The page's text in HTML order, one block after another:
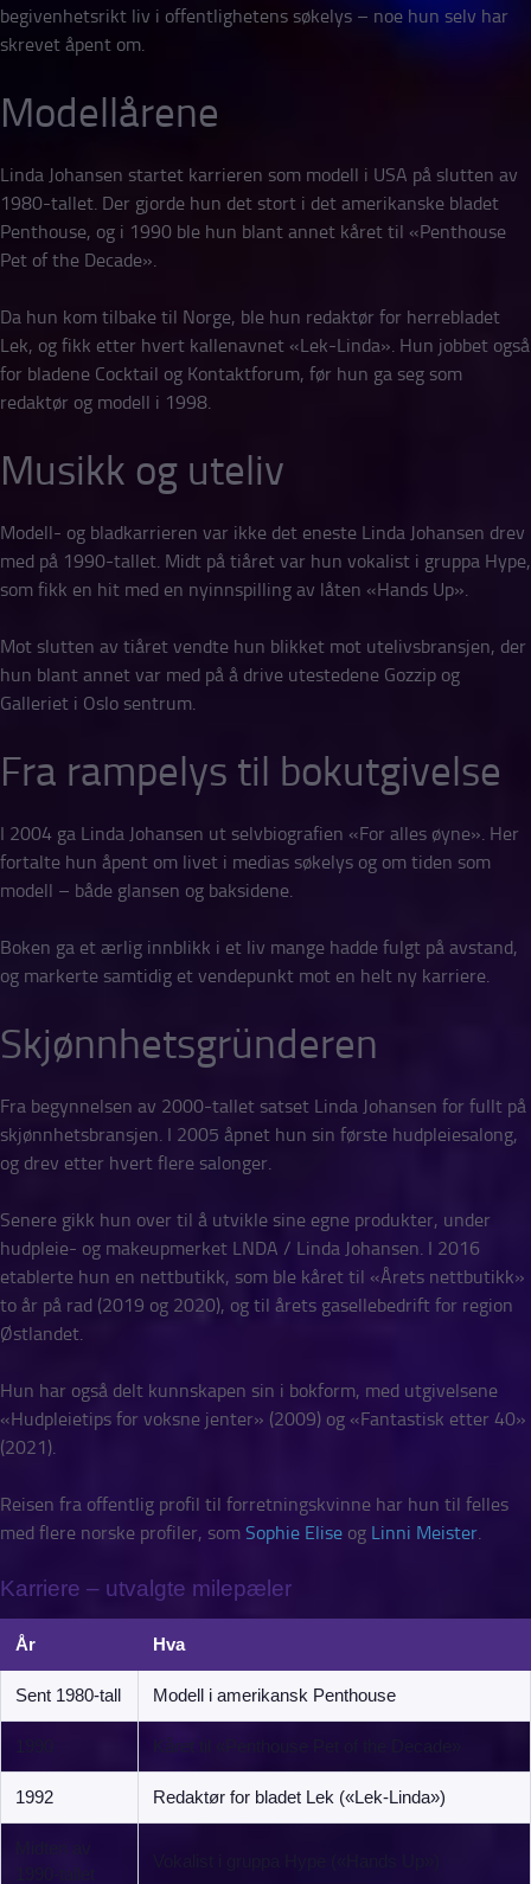
begivenhetsrikt liv i offentlighetens søkelys – noe hun selv har
skrevet åpent om.
Modellårene
Linda Johansen startet karrieren som modell i USA på slutten av
1980-tallet. Der gjorde hun det stort i det amerikanske bladet
Penthouse, og i 1990 ble hun blant annet kåret til «Penthouse
Pet of the Decade».
Da hun kom tilbake til Norge, ble hun redaktør for herrebladet
Lek, og fikk etter hvert kallenavnet «Lek-Linda». Hun jobbet også
for bladene Cocktail og Kontaktforum, før hun ga seg som
redaktør og modell i 1998.
Musikk og uteliv
Modell- og bladkarrieren var ikke det eneste Linda Johansen drev
med på 1990-tallet. Midt på tiåret var hun vokalist i gruppa Hype,
som fikk en hit med en nyinnspilling av låten «Hands Up».
Mot slutten av tiåret vendte hun blikket mot utelivsbransjen, der
hun blant annet var med på å drive utestedene Gozzip og
Galleriet i Oslo sentrum.
Fra rampelys til bokutgivelse
I 2004 ga Linda Johansen ut selvbiografien «For alles øyne». Her
fortalte hun åpent om livet i medias søkelys og om tiden som
modell – både glansen og baksidene.
Boken ga et ærlig innblikk i et liv mange hadde fulgt på avstand,
og markerte samtidig et vendepunkt mot en helt ny karriere.
Skjønnhetsgründeren
Fra begynnelsen av 2000-tallet satset Linda Johansen for fullt på
skjønnhetsbransjen. I 2005 åpnet hun sin første hudpleiesalong,
og drev etter hvert flere salonger.
Senere gikk hun over til å utvikle sine egne produkter, under
hudpleie- og makeupmerket LNDA / Linda Johansen. I 2016
etablerte hun en nettbutikk, som ble kåret til «Årets nettbutikk»
to år på rad (2019 og 2020), og til årets gasellebedrift for region
Østlandet.
Hun har også delt kunnskapen sin i bokform, med utgivelsene
«Hudpleietips for voksne jenter» (2009) og «Fantastisk etter 40»
(2021).
Reisen fra offentlig profil til forretningskvinne har hun til felles
med flere norske profiler, som Sophie Elise og Linni Meister.
Karriere – utvalgte milepæler
År Hva
Sent 1980-tall Modell i amerikansk Penthouse
Kåret til «Penthouse Pet of the Decade»
1992 Redaktør for bladet Lek («Lek-Linda»)
1990-tallet